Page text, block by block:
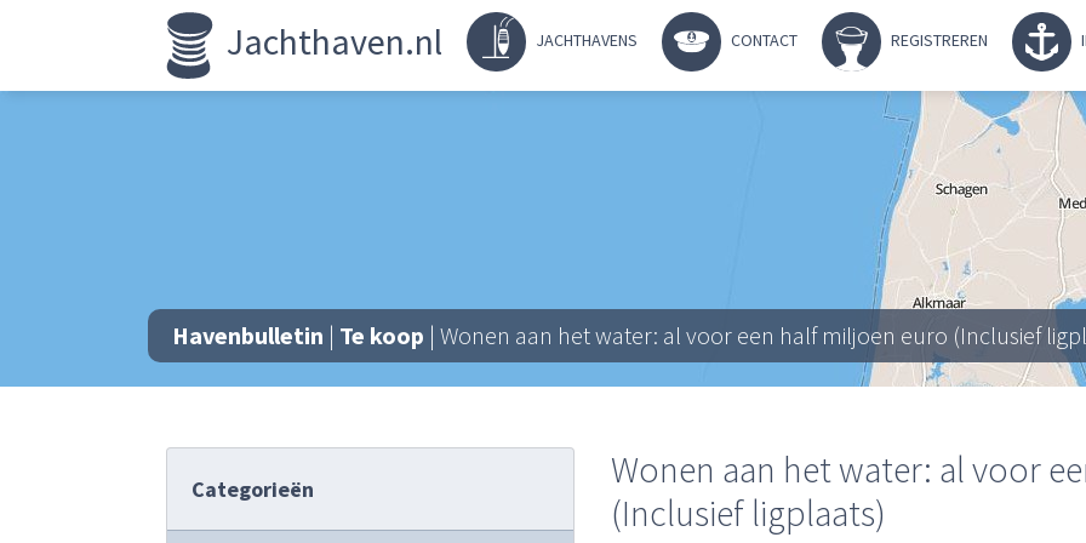
Jachthaven.nl JACHTHAVENS CONTACT REGISTREREN
Havenbulletin | Te koop | Wonen aan het water: al voor een half miljoen euro (Inclusief
Categorieën
Wonen aan het water: al voor
(Inclusief ligplaats)